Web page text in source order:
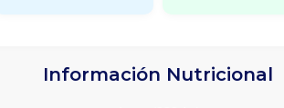
Información Nutricional